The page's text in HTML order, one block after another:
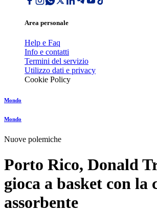
Area personale
Help e Faq
Info e contatti
Termini del servizio
Utilizzo dati e privacy
Cookie Policy
Mondo
Mondo
Nuove polemiche
Porto Rico, Donald
gioca a basket con la
assorbente